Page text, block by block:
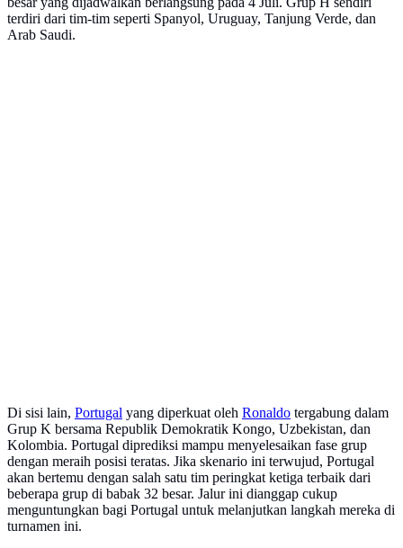
terdiri dari tim-tim seperti Spanyol, Uruguay, Tanjung Verde, dan
Arab Saudi.
Di sisi lain, Portugal yang diperkuat oleh Ronaldo tergabung dalam
Grup K bersama Republik Demokratik Kongo, Uzbekistan, dan
Kolombia. Portugal diprediksi mampu menyelesaikan fase grup
dengan meraih posisi teratas. Jika skenario ini terwujud, Portugal
akan bertemu dengan salah satu tim peringkat ketiga terbaik dari
beberapa grup di babak 32 besar. Jalur ini dianggap cukup
menguntungkan bagi Portugal untuk melanjutkan langkah mereka di
turnamen ini.